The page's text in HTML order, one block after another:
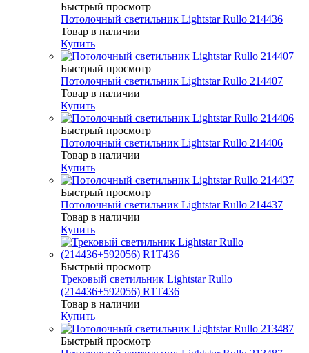
Быстрый просмотр
Потолочный светильник Lightstar Rullo 214436
Товар в наличии
Купить
Быстрый просмотр
Потолочный светильник Lightstar Rullo 214407
Товар в наличии
Купить
Быстрый просмотр
Потолочный светильник Lightstar Rullo 214406
Товар в наличии
Купить
Быстрый просмотр
Потолочный светильник Lightstar Rullo 214437
Товар в наличии
Купить
Быстрый просмотр
Трековый светильник Lightstar Rullo
(214436+592056) R1T436
Товар в наличии
Купить
Быстрый просмотр